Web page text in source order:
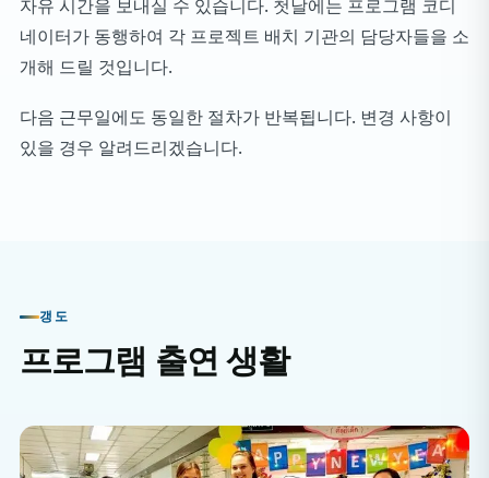
자유 시간을 보내실 수 있습니다. 첫날에는 프로그램 코디
네이터가 동행하여 각 프로젝트 배치 기관의 담당자들을 소
개해 드릴 것입니다.
다음 근무일에도 동일한 절차가 반복됩니다. 변경 사항이
있을 경우 알려드리겠습니다.
갱도
프로그램 출연 생활